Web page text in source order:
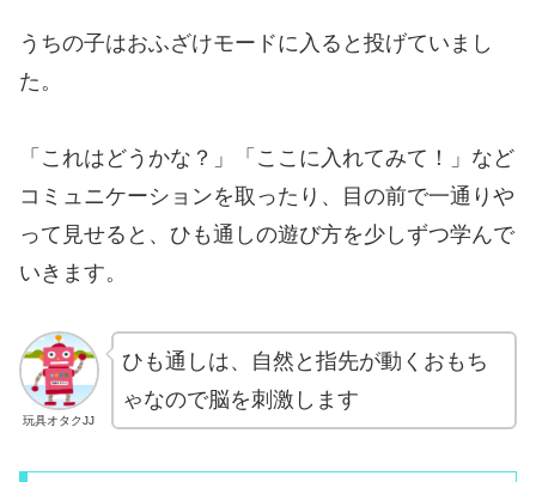
うちの子はおふざけモードに入ると投げていまし
た。
「これはどうかな？」「ここに入れてみて！」など
コミュニケーションを取ったり、目の前で一通りや
って見せると、ひも通しの遊び方を少しずつ学んで
いきます。
玩具オタクJJ
ひも通しは、自然と指先が動くおもち
ゃなので脳を刺激します